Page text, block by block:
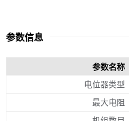
参数信息
参数名称
电位器类型
最大电阻